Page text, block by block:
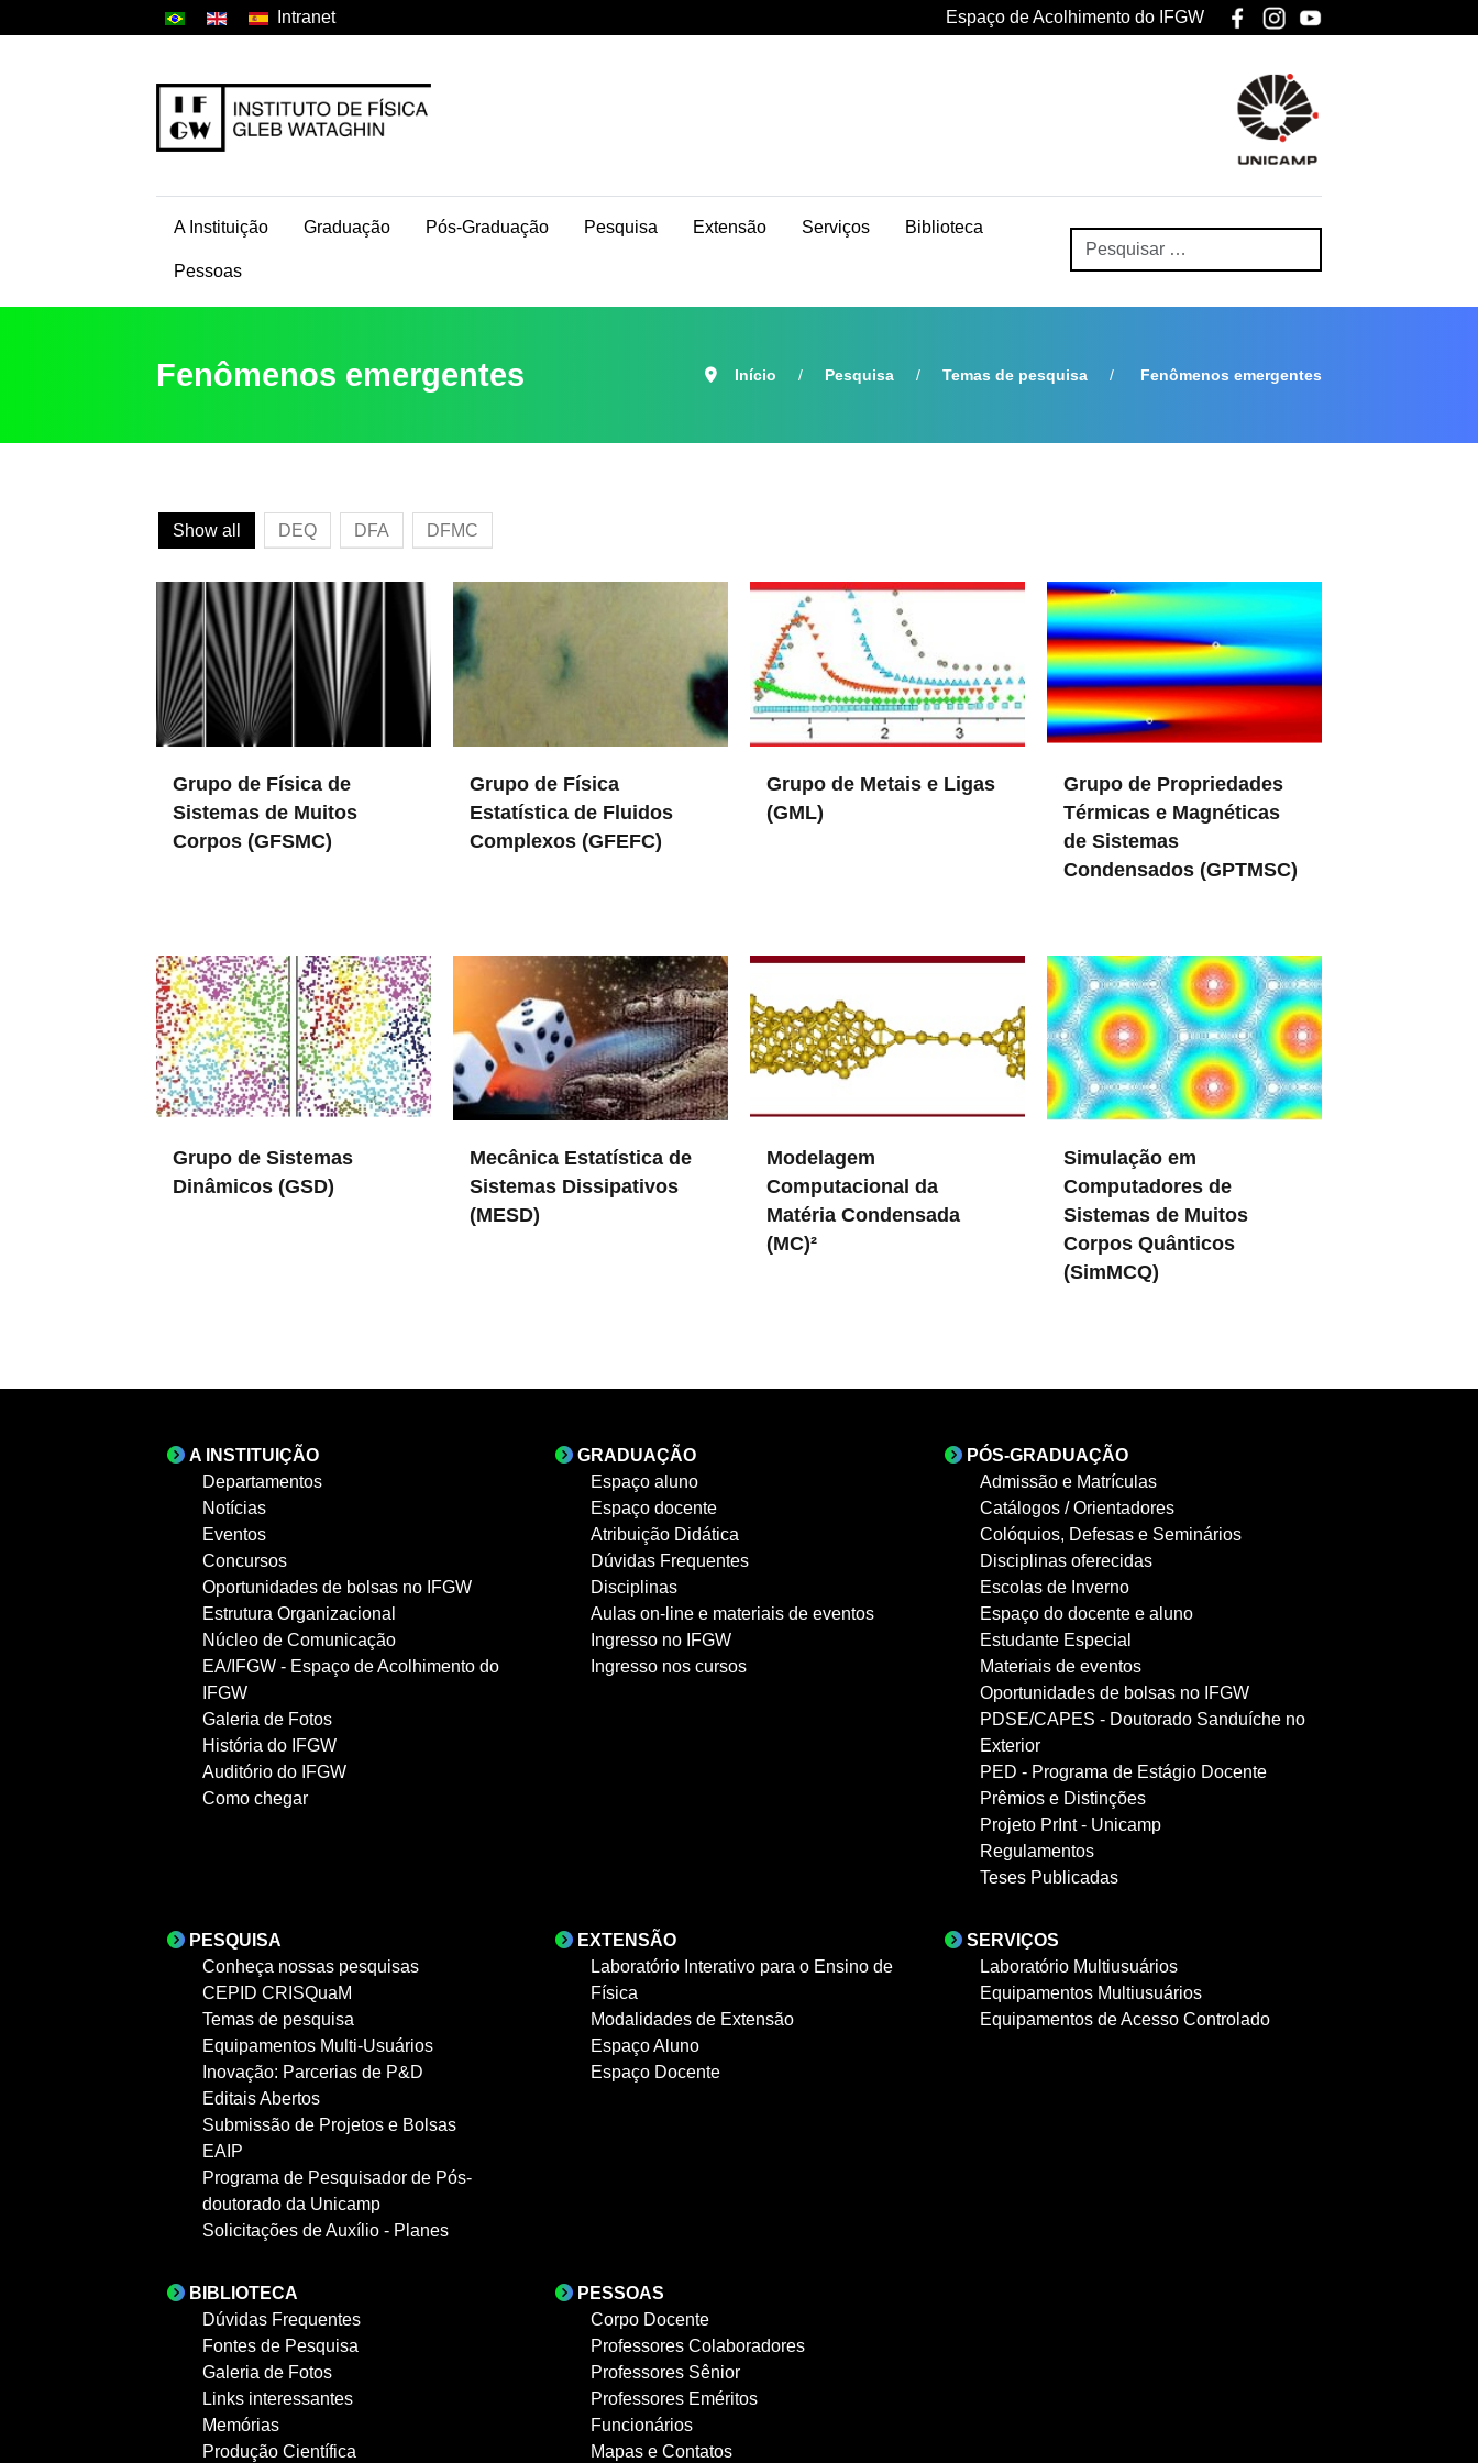
Intranet Espaço de Acolhimento do IFGW
A Instituição Graduação Pós-Graduação Pesquisa Extensão Serviços Biblioteca
Pessoas
Fenômenos emergentes Início Pesquisa Temas de pesquisa Fenômenos emergentes
Show all DEQ DFA DFMC
Grupo de Física de
Sistemas de Muitos
Corpos (GFSMC)
Grupo de Física
Estatística de Fluidos
Complexos (GFEFC)
Grupo de Metais e Ligas
(GML)
Grupo de Propriedades
Térmicas e Magnéticas
de Sistemas
Condensados (GPTMSC)
Grupo de Sistemas
Dinâmicos (GSD)
Mecânica Estatística de
Sistemas Dissipativos
(MESD)
Modelagem
Computacional da
Matéria Condensada
(MC)²
Simulação em
Computadores de
Sistemas de Muitos
Corpos Quânticos
(SimMCQ)
A INSTITUIÇÃO
Departamentos
Notícias
Eventos
Concursos
Oportunidades de bolsas no IFGW
Estrutura Organizacional
Núcleo de Comunicação
EA/IFGW - Espaço de Acolhimento do
IFGW
Galeria de Fotos
História do IFGW
Auditório do IFGW
Como chegar
GRADUAÇÃO
Espaço aluno
Espaço docente
Atribuição Didática
Dúvidas Frequentes
Disciplinas
Aulas on-line e materiais de eventos
Ingresso no IFGW
Ingresso nos cursos
PÓS-GRADUAÇÃO
Admissão e Matrículas
Catálogos / Orientadores
Colóquios, Defesas e Seminários
Disciplinas oferecidas
Escolas de Inverno
Espaço do docente e aluno
Estudante Especial
Materiais de eventos
Oportunidades de bolsas no IFGW
PDSE/CAPES - Doutorado Sanduíche no
Exterior
PED - Programa de Estágio Docente
Prêmios e Distinções
Projeto PrInt - Unicamp
Regulamentos
Teses Publicadas
PESQUISA
Conheça nossas pesquisas
CEPID CRISQuaM
Temas de pesquisa
Equipamentos Multi-Usuários
Inovação: Parcerias de P&D
Editais Abertos
Submissão de Projetos e Bolsas
EAIP
Programa de Pesquisador de Pós-
doutorado da Unicamp
Solicitações de Auxílio - Planes
EXTENSÃO
Laboratório Interativo para o Ensino de
Física
Modalidades de Extensão
Espaço Aluno
Espaço Docente
SERVIÇOS
Laboratório Multiusuários
Equipamentos Multiusuários
Equipamentos de Acesso Controlado
BIBLIOTECA
Dúvidas Frequentes
Fontes de Pesquisa
Galeria de Fotos
Links interessantes
Memórias
Produção Científica
PESSOAS
Corpo Docente
Professores Colaboradores
Professores Sênior
Professores Eméritos
Funcionários
Mapas e Contatos